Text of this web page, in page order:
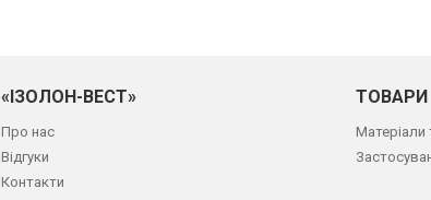
«ІЗОЛОН-ВЕСТ»
Про нас
Відгуки
Контакти
ТОВАРИ
Матеріали